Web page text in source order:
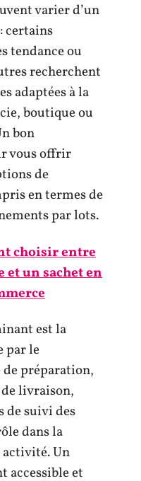
varier d’un
certains
tendance ou
recherchent
adaptées à la
boutique ou
bon
vous offrir
de
en termes de
par lots.
choisir entre
et un sachet en
est la
par le
préparation,
livraison,
de suivi des
dans la
Un
accessible et